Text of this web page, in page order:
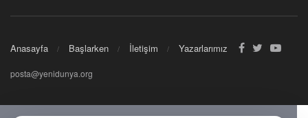
Anasayfa Başlarken İletişim Yazarlarımız
posta@yenidunya.org